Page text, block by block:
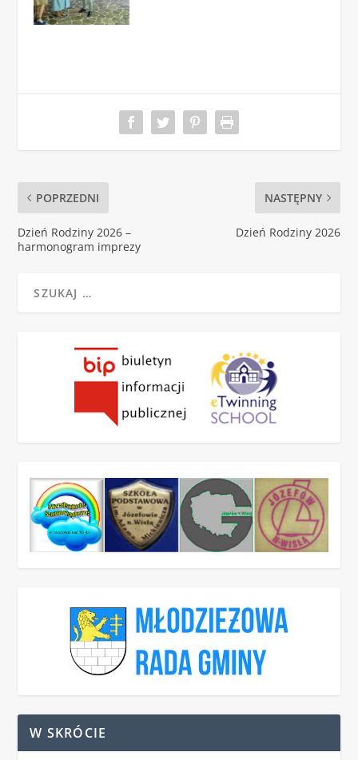
POPRZEDNI
Dzień Rodziny 2026 –
harmonogram imprezy
NASTĘPNY
Dzień Rodziny 2026
W SKRÓCIE